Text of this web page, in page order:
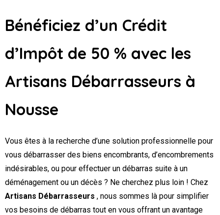
Bénéficiez d’un Crédit
d’Impôt de 50 % avec les
Artisans Débarrasseurs à
Nousse
Vous êtes à la recherche d’une solution professionnelle pour
vous débarrasser des biens encombrants, d’encombrements
indésirables, ou pour effectuer un débarras suite à un
déménagement ou un décès ? Ne cherchez plus loin ! Chez
Artisans Débarrasseurs , nous sommes là pour simplifier
vos besoins de débarras tout en vous offrant un avantage